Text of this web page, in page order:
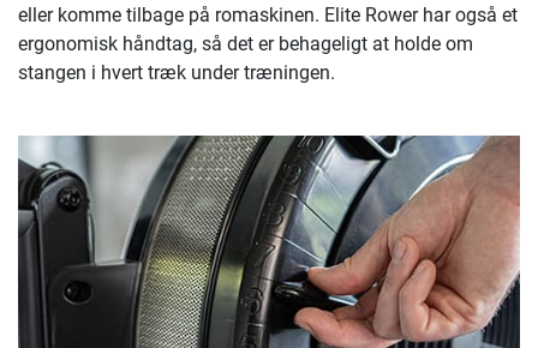
eller komme tilbage på romaskinen. Elite Rower har også et
ergonomisk håndtag, så det er behageligt at holde om
stangen i hvert træk under træningen.